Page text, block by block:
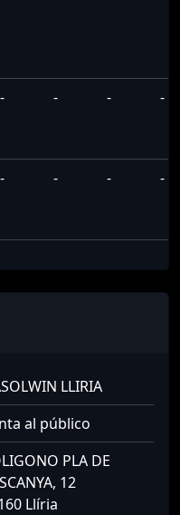
- - - -
- - - -
LLIRIA
al público
PLA DE
12
Llíria